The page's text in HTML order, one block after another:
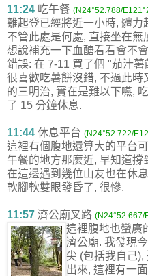
11:24 吃午餐 (N24°52.788/
離起登已經將近一小時, 體力
不管此處是何處, 直接坐在
想說補充一下血醣看看會不
錯誤: 在 7-11 買了個 "茄汁
很喜歡吃薯餅沒錯, 不過此時
的三明治, 實在是難以下嚥,
了 15 分鐘休息.
11:44 休息平台 (N24°52.722/
這裡有個腹地還算大的平台
午餐的地方那麼近, 早知道
在這邊遇到幾位山友也在休
軟腳軟雙眼發昏了, 很慘.
11:57 濟公廟叉路 (N24°52.667/
這裡腹地也蠻廣
濟公廟. 我發現
尖 (包括我自己
出來, 這裡有一